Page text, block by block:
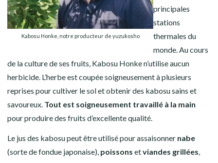
Kabosu Honke, notre producteur de yuzukosho
principales
stations
thermales du
monde. Au cours
de la culture de ses fruits, Kabosu Honke n’utilise aucun
herbicide. L’herbe est coupée soigneusement à plusieurs
reprises pour cultiver le sol et obtenir des kabosu sains et
savoureux. Tout est soigneusement travaillé à la main
pour produire des fruits d’excellente qualité.
Le jus des kabosu peut être utilisé pour assaisonner nabe
(sorte de fondue japonaise), poissons etviandes grillées